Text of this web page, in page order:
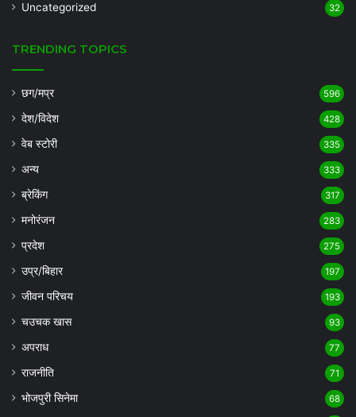
Uncategorized 32
TRENDING TOPICS
छग/मप्र 596
देश/विदेश 428
वेब स्टोरी 335
अन्य 333
ब्रेकिंग 317
मनोरंजन 283
प्रदेश 275
उप्र/बिहार 197
जीवन परिचय 193
चउचक खास 93
अपराध 77
राजनीति 71
भोजपुरी सिनेमा 68